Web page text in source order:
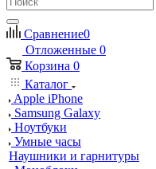
Сравнение0
Отложенные 0
Корзина 0
Каталог
Apple iPhone
Samsung Galaxy
Ноутбуки
Умные часы
Наушники и гарнитуры